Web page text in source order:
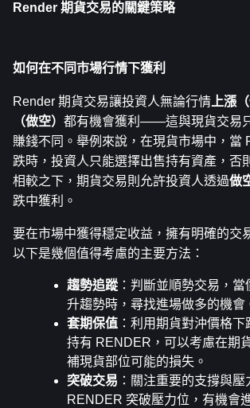
Render 期貨交易的關鍵策略
如何在不同市場行情下獲利
Render 期貨交易讓投資人無論行情 上漲
（做空） 都有機會獲利——這與現貨交易
賺錢不同。舉例來說，在現貨市場中，當
跌時，投資人只能選擇出售持有資產，否
相較之下，期貨交易則允許投資人透過做
跌中獲利。
要在市場中獲得穩定收益，擁有明確的交
以下是幾個值得考慮的主要方法：
趨勢追蹤 ：判斷並順勢交易，
升趨勢時，尋找進場做多的機會
套期保值 ：利用期貨對沖價格
持有 RENDER，可以考慮在期
補現貨部位可能的損失。
突破交易 ：關注重要的支撐與壓
RENDER 突破壓力位，有機會